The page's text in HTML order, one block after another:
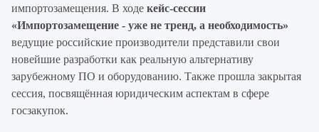
импортозамещения. В ходе кейс-сессии
«Импортозамещение - уже не тренд, а необходимость»
ведущие российские производители представили свои
новейшие разработки как реальную альтернативу
зарубежному ПО и оборудованию. Также прошла закрытая
сессия, посвящённая юридическим аспектам в сфере
госзакупок.